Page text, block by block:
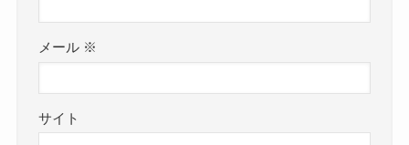
メール ※
サイト